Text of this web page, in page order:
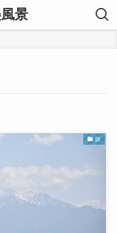
景
旅